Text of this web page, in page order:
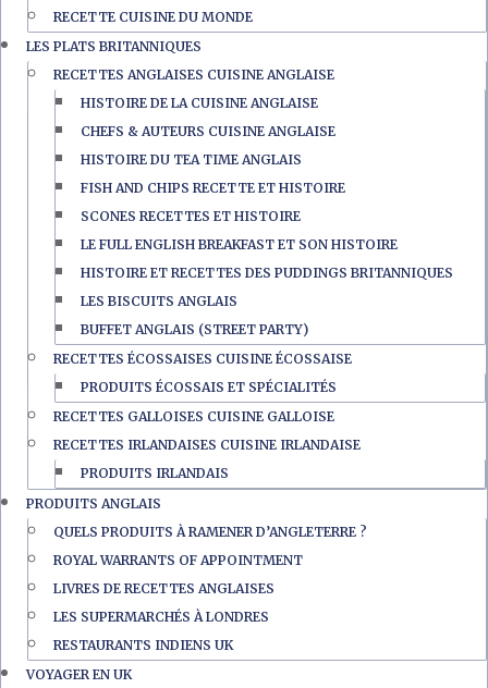
RECETTE CUISINE DU MONDE
LES PLATS BRITANNIQUES
RECETTES ANGLAISES CUISINE ANGLAISE
HISTOIRE DE LA CUISINE ANGLAISE
CHEFS & AUTEURS CUISINE ANGLAISE
HISTOIRE DU TEA TIME ANGLAIS
FISH AND CHIPS RECETTE ET HISTOIRE
SCONES RECETTES ET HISTOIRE
LE FULL ENGLISH BREAKFAST ET SON HISTOIRE
HISTOIRE ET RECETTES DES PUDDINGS BRITANNIQUES
LES BISCUITS ANGLAIS
BUFFET ANGLAIS (STREET PARTY)
RECETTES ÉCOSSAISES CUISINE ÉCOSSAISE
PRODUITS ÉCOSSAIS ET SPÉCIALITÉS
RECETTES GALLOISES CUISINE GALLOISE
RECETTES IRLANDAISES CUISINE IRLANDAISE
PRODUITS IRLANDAIS
PRODUITS ANGLAIS
QUELS PRODUITS À RAMENER D’ANGLETERRE ?
ROYAL WARRANTS OF APPOINTMENT
LIVRES DE RECETTES ANGLAISES
LES SUPERMARCHÉS À LONDRES
RESTAURANTS INDIENS UK
VOYAGER EN UK